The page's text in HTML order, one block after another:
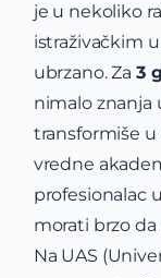
je u nekoliko
istraživačkim
ubrzano. Za3
nimalo znanja
transformiše
vredne
profesionalac
morati brzo
Na UAS